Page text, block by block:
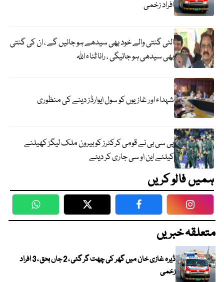
افراد زخمی
الٹی گنتی والے خود بھی سیدھے ہو جائیں گے ، ان کی گنتی
بھی سیدھی ہو جائیگی ، رانا ثناء اللہ
شہداء اور غازیوں کو سول ایوارڈز دینے کی منظوری
پی سی بی نے قومی کرکٹرز کو بیرون ملک لیگز کھیلنے
کیلئے این او سی جاری کر دیئے
ہمیں فالو کریں
WhatsApp Twitter Facebook
متعلقہ خبریں
ڈیرہ غازی خان میں گھر کی چھت گر گئی ، 2 جاں بحق ، 3 افراد
زخمی